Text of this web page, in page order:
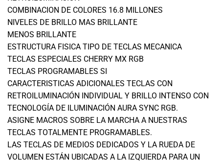
COMBINACION DE COLORES 16.8 MILLONES
NIVELES DE BRILLO MAS BRILLANTE
MENOS BRILLANTE
ESTRUCTURA FISICA TIPO DE TECLAS MECANICA
TECLAS ESPECIALES CHERRY MX RGB
TECLAS PROGRAMABLES SI
CARACTERISTICAS ADICIONALES TECLAS CON
RETROILUMINACIÓN INDIVIDUAL Y BRILLO INTENSO CON
TECNOLOGÍA DE ILUMINACIÓN AURA SYNC RGB.
ASIGNE MACROS SOBRE LA MARCHA A NUESTRAS
TECLAS TOTALMENTE PROGRAMABLES.
LAS TECLAS DE MEDIOS DEDICADOS Y LA RUEDA DE
VOLUMEN ESTÁN UBICADAS A LA IZQUIERDA PARA UN